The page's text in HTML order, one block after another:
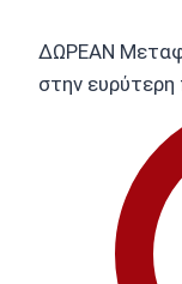
ΔΩΡΕΑΝ
στην